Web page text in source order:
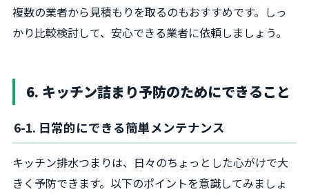
複数の業者から見積もりを取るのもおすすめです。しっ
かり比較検討して、安心できる業者に依頼しましょう。
6. キッチン詰まり予防のためにできること
6-1. 日常的にできる簡単メンテナンス
キッチン排水つまりは、日々のちょっとした心がけで大
きく予防できます。以下のポイントを意識してみましょ